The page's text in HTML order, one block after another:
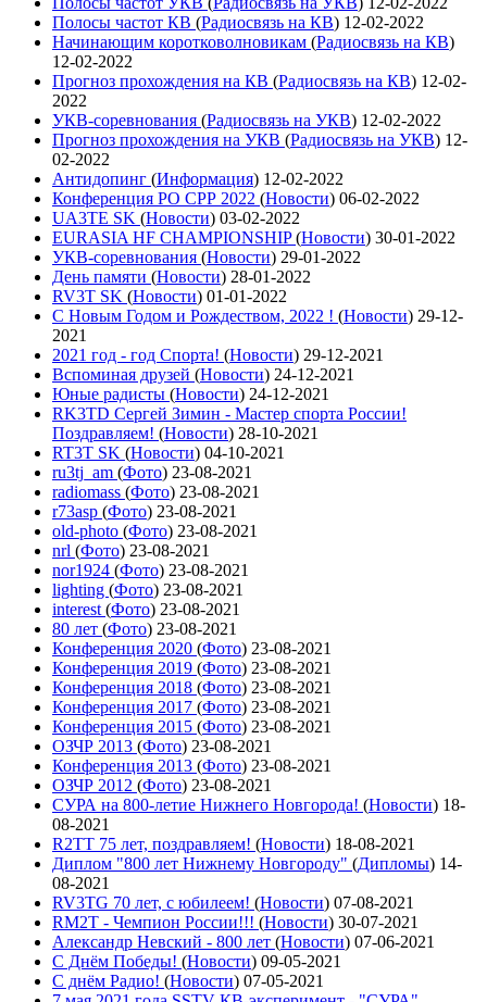
Полосы частот КВ (Радиосвязь на КВ) 12-02-2022
Начинающим коротковолновикам (Радиосвязь на КВ)
12-02-2022
Прогноз прохождения на КВ (Радиосвязь на КВ) 12-02-
2022
УКВ-соревнования (Радиосвязь на УКВ) 12-02-2022
Прогноз прохождения на УКВ (Радиосвязь на УКВ) 12-
02-2022
Антидопинг (Информация) 12-02-2022
Конференция РО СРР 2022 (Новости) 06-02-2022
UA3TE SK (Новости) 03-02-2022
EURASIA HF CHAMPIONSHIP(Новости) 30-01-2022
УКВ-соревнования (Новости) 29-01-2022
День памяти (Новости) 28-01-2022
RV3T SK (Новости) 01-01-2022
С Новым Годом и Рождеством, 2022 ! (Новости) 29-12-
2021
2021 год - год Cпорта! (Новости) 29-12-2021
Вспоминая друзей (Новости) 24-12-2021
Юные радисты (Новости) 24-12-2021
RK3TD Сергей Зимин - Мастер спорта России!
Поздравляем! (Новости) 28-10-2021
RT3T SK (Новости) 04-10-2021
ru3tj_am (Фото) 23-08-2021
radiomass (Фото) 23-08-2021
r73asp (Фото) 23-08-2021
old-photo (Фото) 23-08-2021
nrl (Фото) 23-08-2021
nor1924 (Фото) 23-08-2021
lighting (Фото) 23-08-2021
interest (Фото) 23-08-2021
80 лет (Фото) 23-08-2021
Конференция 2020 (Фото) 23-08-2021
Конференция 2019 (Фото) 23-08-2021
Конференция 2018 (Фото) 23-08-2021
Конференция 2017 (Фото) 23-08-2021
Конференция 2015 (Фото) 23-08-2021
ОЗЧР 2013 (Фото) 23-08-2021
Конференция 2013 (Фото) 23-08-2021
ОЗЧР 2012 (Фото) 23-08-2021
СУРА на 800-летие Нижнего Новгорода! (Новости) 18-
08-2021
R2TT 75 лет, поздравляем! (Новости) 18-08-2021
Диплом "800 лет Нижнему Новгороду" (Дипломы) 14-
08-2021
RV3TG 70 лет, с юбилеем! (Новости) 07-08-2021
RM2T - Чемпион России!!! (Новости) 30-07-2021
Александр Невский - 800 лет (Новости) 07-06-2021
С Днём Победы! (Новости) 09-05-2021
C днём Радио! (Новости) 07-05-2021